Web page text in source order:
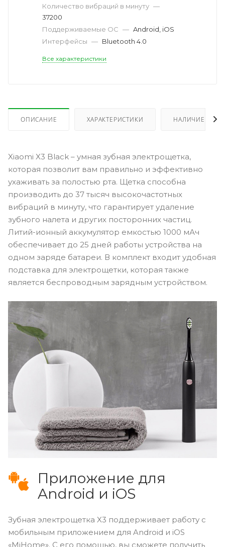
Количество вибраций в минуту —
37200
Поддерживаемые ОС — Android, iOS
Интерфейсы — Bluetooth 4.0
Все характеристики
ОПИСАНИЕ ХАРАКТЕРИСТИКИ НАЛИЧИЕ
Xiaomi X3 Black – умная зубная электрощетка,
которая позволит вам правильно и эффективно
ухаживать за полостью рта. Щетка способна
производить до 37 тысяч высокочастотных
вибраций в минуту, что гарантирует удаление
зубного налета и других посторонних частиц.
Литий-ионный аккумулятор емкостью 1000 мАч
обеспечивает до 25 дней работы устройства на
одном заряде батареи. В комплект входит удобная
подставка для электрощетки, которая также
является беспроводным зарядным устройством.
Приложение для
Android и iOS
Зубная электрощетка X3 поддерживает работу с
мобильным приложением для Android и iOS
«MiHome». С его помощью, вы сможете получить